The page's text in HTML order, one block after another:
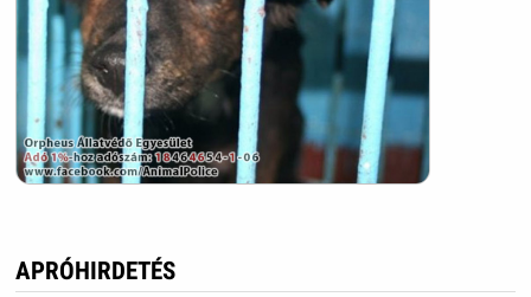
APRÓHIRDETÉS